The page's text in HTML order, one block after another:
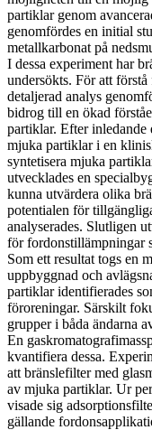
partiklar genom
genomfördes en initial
metallkarbonat på
I dessa experiment har
undersökts. För att
detaljerad analys
bidrog till en ökad
partiklar. Efter inledande
mjuka partiklar i en
syntetisera mjuka
utvecklades en
kunna utvärdera olika
potentialen för
analyserades. Slutligen
för fordonstillämpningar
Som ett resultat togs en
uppbyggnad och
partiklar identifierades
föroreningar. Särskilt
grupper i båda ändarna
En
kvantifiera dessa.
att bränslefilter med
av mjuka partiklar. Ur
visade sig
gällande